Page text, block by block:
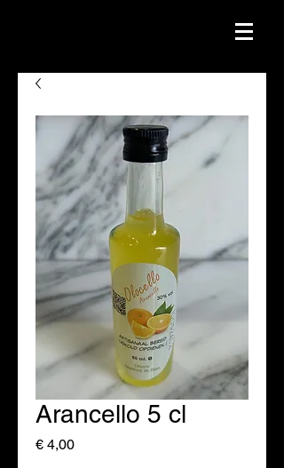
Arancello 5 cl
€ 4,00Prijs